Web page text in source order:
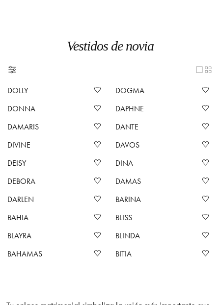
Vestidos de novia
DOLLY
DOGMA
DONNA
DAPHNE
DAMARIS
DANTE
DIVINE
DAVOS
DEISY
DINA
DEBORA
DAMAS
DARLEN
BARINA
BAHIA
BLISS
BLAYRA
BLINDA
BAHAMAS
BITIA